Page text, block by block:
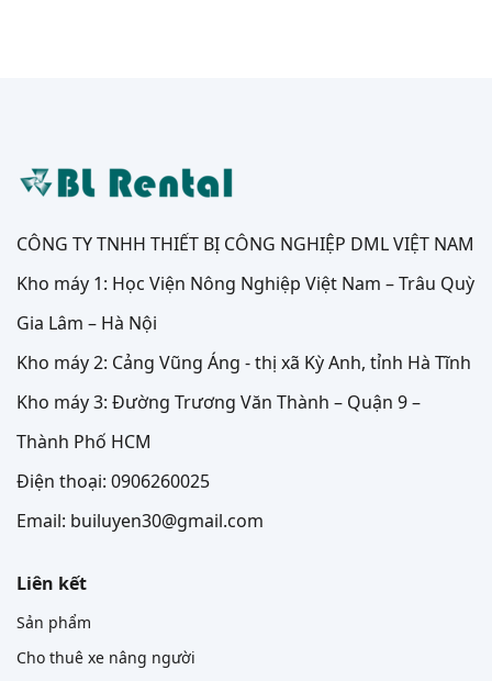
CÔNG TY TNHH THIẾT BỊ CÔNG NGHIỆP DML VIỆT NAM
Kho máy 1: Học Viện Nông Nghiệp Việt Nam – Trâu Quỳ
Gia Lâm – Hà Nội
Kho máy 2: Cảng Vũng Áng - thị xã Kỳ Anh, tỉnh Hà Tĩnh
Kho máy 3: Đường Trương Văn Thành – Quận 9 –
Thành Phố HCM
Điện thoại: 0906260025
Email: builuyen30@gmail.com
Liên kết
Sản phẩm
Cho thuê xe nâng người